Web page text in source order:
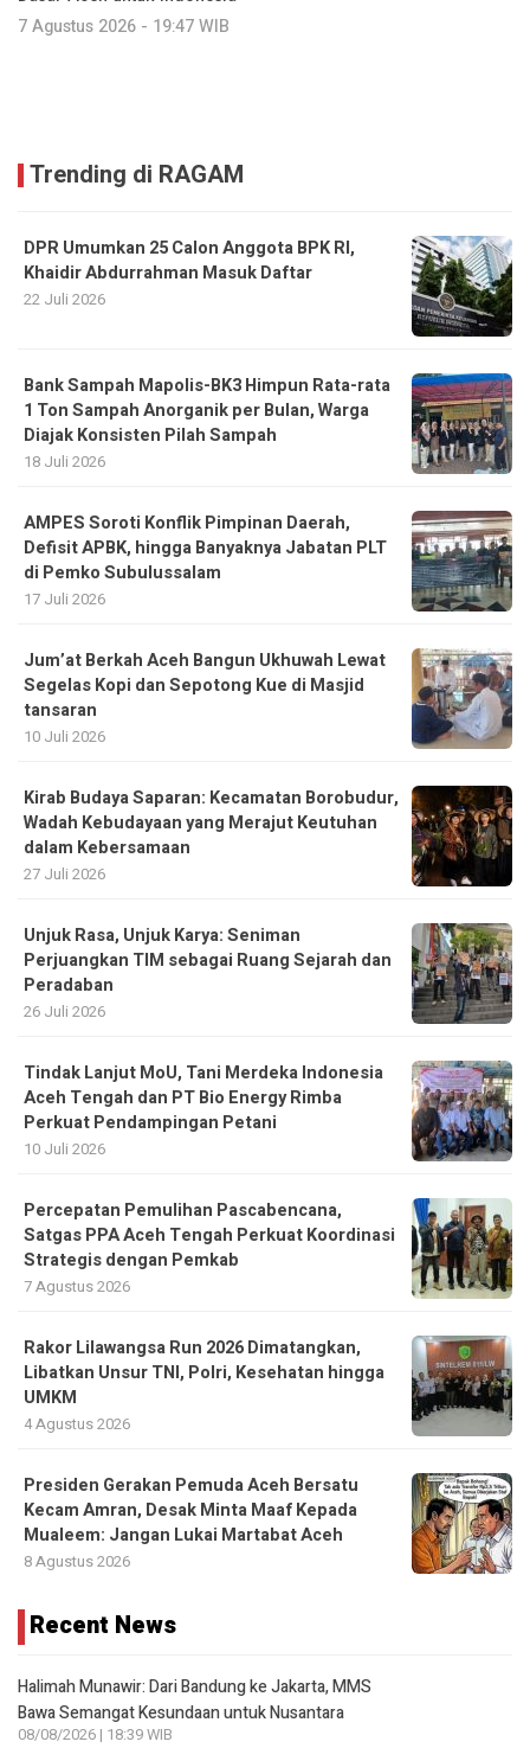
7 Agustus 2026 - 19:47 WIB
Trending di RAGAM
DPR Umumkan 25 Calon Anggota BPK RI,
Khaidir Abdurrahman Masuk Daftar
22 Juli 2026
Bank Sampah Mapolis-BK3 Himpun Rata-rata
1 Ton Sampah Anorganik per Bulan, Warga
Diajak Konsisten Pilah Sampah
18 Juli 2026
AMPES Soroti Konflik Pimpinan Daerah,
Defisit APBK, hingga Banyaknya Jabatan PLT
di Pemko Subulussalam
17 Juli 2026
Jum’at Berkah Aceh Bangun Ukhuwah Lewat
Segelas Kopi dan Sepotong Kue di Masjid
tansaran
10 Juli 2026
Kirab Budaya Saparan: Kecamatan Borobudur,
Wadah Kebudayaan yang Merajut Keutuhan
dalam Kebersamaan
27 Juli 2026
Unjuk Rasa, Unjuk Karya: Seniman
Perjuangkan TIM sebagai Ruang Sejarah dan
Peradaban
26 Juli 2026
Tindak Lanjut MoU, Tani Merdeka Indonesia
Aceh Tengah dan PT Bio Energy Rimba
Perkuat Pendampingan Petani
10 Juli 2026
Percepatan Pemulihan Pascabencana,
Satgas PPA Aceh Tengah Perkuat Koordinasi
Strategis dengan Pemkab
7 Agustus 2026
Rakor Lilawangsa Run 2026 Dimatangkan,
Libatkan Unsur TNI, Polri, Kesehatan hingga
UMKM
4 Agustus 2026
Presiden Gerakan Pemuda Aceh Bersatu
Kecam Amran, Desak Minta Maaf Kepada
Mualeem: Jangan Lukai Martabat Aceh
8 Agustus 2026
Recent News
Halimah Munawir: Dari Bandung ke Jakarta, MMS
Bawa Semangat Kesundaan untuk Nusantara
08/08/2026 | 18:39 WIB